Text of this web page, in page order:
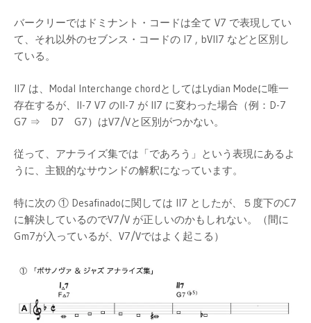
バークリーではドミナント・コードは全て V7 で表現してい
て、それ以外のセブンス・コードの I7 , bVII7 などと区別し
ている。
II7 は、Modal Interchange chordとしてはLydian Modeに唯一
存在するが、II-7 V7 のII-7 が II7 に変わった場合（例：D-7
G7 ⇒ D7 G7）はV7/Vと区別がつかない。
従って、アナライズ集では「であろう」という表現にあるよ
うに、主観的なサウンドの解釈になっています。
特に次の ① Desafinadoに関しては II7 としたが、５度下のC7
に解決しているのでV7/V が正しいのかもしれない。（間に
Gm7が入っているが、V7/Vではよく起こる）